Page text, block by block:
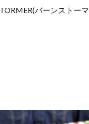
バーンストーマ